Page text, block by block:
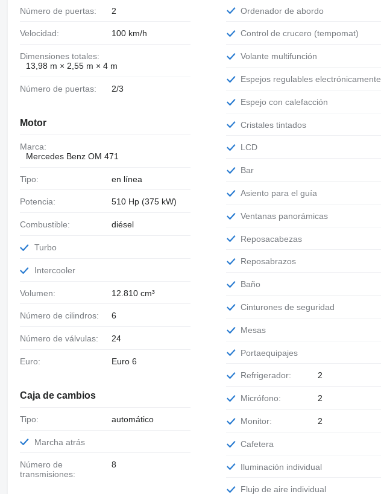
Número de puertas: 2
Velocidad: 100 km/h
Dimensiones totales:
13,98 m × 2,55 m × 4 m
Número de puertas: 2/3
Motor
Marca:
Mercedes Benz OM 471
Tipo: en línea
Potencia: 510 Hp (375 kW)
Combustible: diésel
Turbo
Intercooler
Volumen: 12.810 cm³
Número de cilindros: 6
Número de válvulas: 24
Euro: Euro 6
Caja de cambios
Tipo: automático
Marcha atrás
Número de
transmisiones:
8
Ordenador de abordo
Control de crucero (tempomat)
Volante multifunción
Espejos regulables electrónicamente
Espejo con calefacción
Cristales tintados
LCD
Bar
Asiento para el guía
Ventanas panorámicas
Reposacabezas
Reposabrazos
Baño
Cinturones de seguridad
Mesas
Portaequipajes
Refrigerador: 2
Micrófono: 2
Monitor: 2
Cafetera
Iluminación individual
Flujo de aire individual